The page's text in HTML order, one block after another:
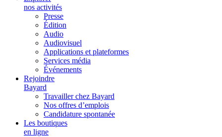
nos activités
Presse
Édition
Audio
Audiovisuel
Applications et plateformes
Services média
Événements
Rejoindre
Bayard
Travailler chez Bayard
Nos offres d’emplois
Candidature spontanée
Les boutiques
en ligne